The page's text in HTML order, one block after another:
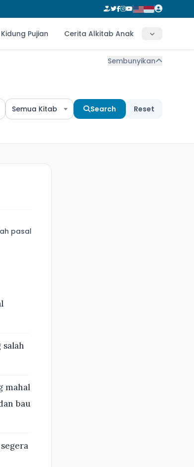
Kidung Pujian Cerita Alkitab Anak
Sembunyikan
Semua Kitab Search Reset
pasal
mahal
bau